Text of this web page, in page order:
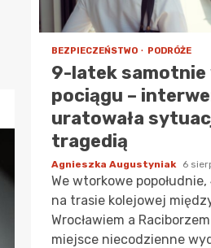
BEZPIECZEŃSTWO PODRÓŻE
9-latek samotnie
pociągu –
uratowała
tragedią
Agnieszka Augustyniak 6
We wtorkowe
na trasie kolejowej
Wrocławiem a Raciborzem
miejsce niecodzienne